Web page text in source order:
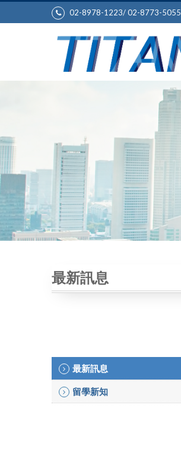
02-8978-1223/ 02-8773-5055
最新訊息
最新訊息
留學新知